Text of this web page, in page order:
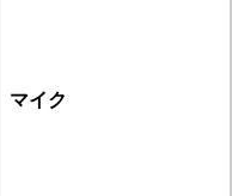
マイク